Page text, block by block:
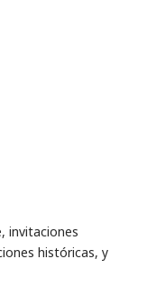
invitaciones
históricas, y